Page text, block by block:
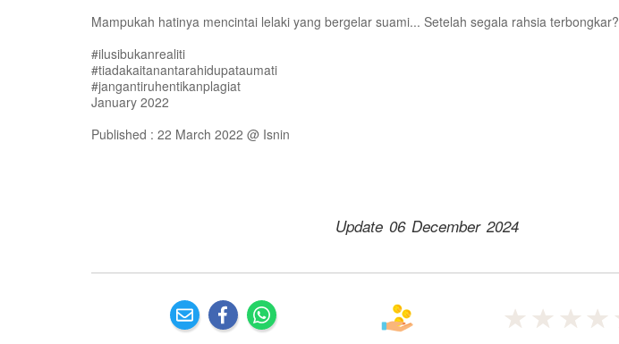
Mampukah hatinya mencintai lelaki yang bergelar suami... Setelah segala rahsia terbongkar?
#ilusibukanrealiti
#tiadakaitanantarahidupataumati
#jangantiruhentikanplagiat
January 2022
Published : 22 March 2022 @ Isnin
Update 06 December 2024